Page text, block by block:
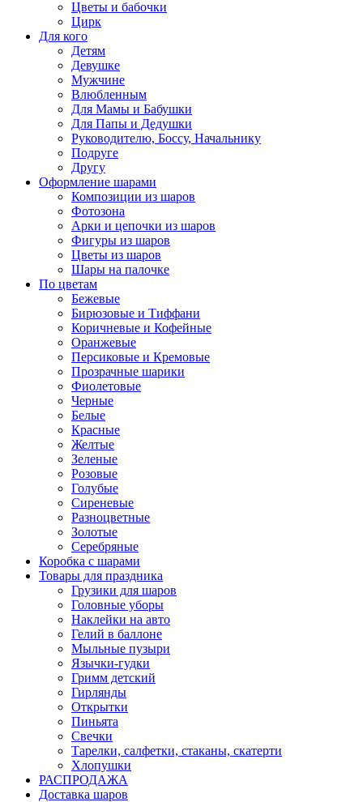
Цветы и бабочки
Цирк
Для кого
Детям
Девушке
Мужчине
Влюбленным
Для Мамы и Бабушки
Для Папы и Дедушки
Руководителю, Боссу, Начальнику
Подруге
Другу
Оформление шарами
Композиции из шаров
Фотозона
Арки и цепочки из шаров
Фигуры из шаров
Цветы из шаров
Шары на палочке
По цветам
Бежевые
Бирюзовые и Тиффани
Коричневые и Кофейные
Оранжевые
Персиковые и Кремовые
Прозрачные шарики
Фиолетовые
Черные
Белые
Красные
Желтые
Зеленые
Розовые
Голубые
Сиреневые
Разноцветные
Золотые
Серебряные
Коробка с шарами
Товары для праздника
Грузики для шаров
Головные уборы
Наклейки на авто
Гелий в баллоне
Мыльные пузыри
Язычки-гудки
Гримм детский
Гирлянды
Открытки
Пиньята
Свечки
Тарелки, салфетки, стаканы, скатерти
Хлопушки
РАСПРОДАЖА
Доставка шаров